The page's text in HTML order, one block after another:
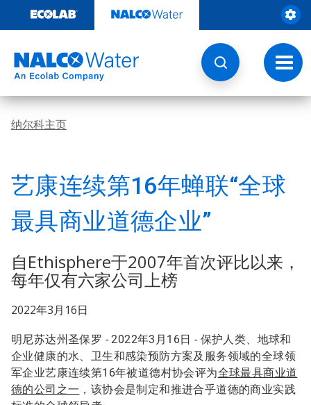
至
切
换
导
航
纳尔科主页
艺康连续第16年蝉联“全球
最具商业道德企业”
自Ethisphere于2007年首次评比以来，
每年仅有六家公司上榜
2022年3月16日
明尼苏达州圣保罗 - 2022年3月16日 - 保护人类、地球和
企业健康的水、卫生和感染预防方案及服务领域的全球领
军企业艺康连续第16年被道德村协会评为全球最具商业道
德的公司之一 ，该协会是制定和推进合乎道德的商业实践